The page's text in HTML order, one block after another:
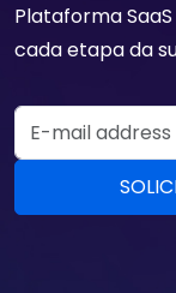
Plataforma
cada etapa da
SOLICITE UMA
Email Address